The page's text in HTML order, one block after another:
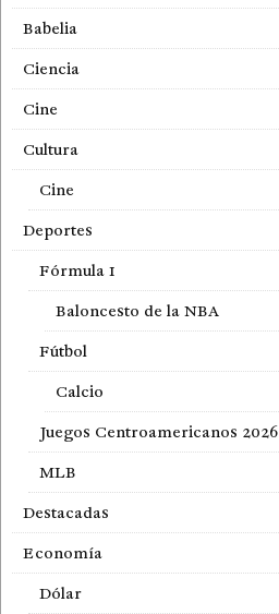
Babelia
Ciencia
Cine
Cultura
Cine
Deportes
Fórmula 1
Baloncesto de la NBA
Fútbol
Calcio
Juegos Centroamericanos 2026
MLB
Destacadas
Economía
Dólar